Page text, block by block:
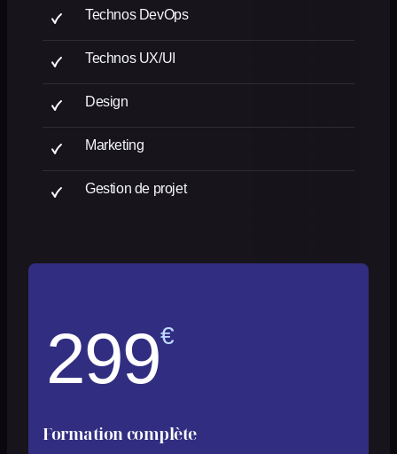
Technos DevOps
Technos UX/UI
Design
Marketing
Gestion de projet
Formation complète
299€